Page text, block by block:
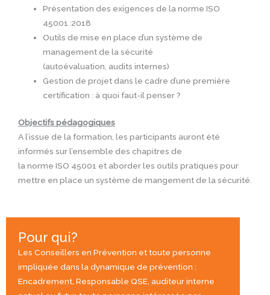
Présentation des exigences de la norme ISO
45001 :2018
Outils de mise en place d’un système de
management de la sécurité
(autoévaluation, audits internes)
Gestion de projet dans le cadre d’une première
certification : à quoi faut-il penser ?
Objectifs pédagogiques
A l’issue de la formation, les participants auront été
informés sur l’ensemble des chapitres de
la norme ISO 45001 et aborder les outils pratiques pour
mettre en place un système de mangement de la sécurité.
Pour qui?
Les Conseillers en Prévention et toute personne
impliquée dans la dynamique de prévention :
Encadrement, Responsable QSE, auditeur interne